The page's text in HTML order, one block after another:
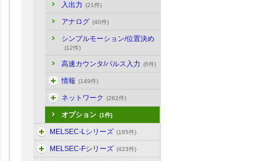
入出力 (21件)
アナログ (40件)
シンプルモーション/位置決め
(12件)
高速カウンタ/パルス入力 (6件)
情報 (149件)
ネットワーク (262件)
オプション (1件)
MELSEC-Lシリーズ (185件)
MELSEC-Fシリーズ (423件)